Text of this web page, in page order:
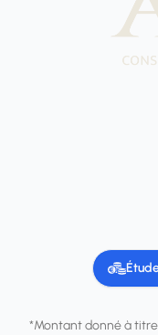
*Montant donné à